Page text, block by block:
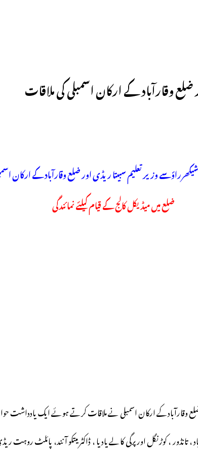
وقارآباد کے ارکان اسمبلی کی ملاقات
وزیرتعلیم سبیتا ریڈی اور ضلع وقارآباد کے ارکان
ضلع میں میڈیکل کالج کے قیام کیلئے نمائندگی
وقارآبادکے ارکان اسمبلی نے ملاقات کرتے ہوئے ایک یادداشت
، کوڑنگل اور پرگی کالے یادیا ، ڈاکٹر میتکو آنند، پائلٹ